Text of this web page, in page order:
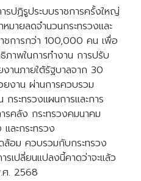
รปฏิรูประบบราชการครั้งใหญ่
มายลดจำนวนกระทรวงและ
ชการกว่า 100,000 คน เพื่อ
ภาพในการทำงาน การปรับ
านภายใต้รัฐบาลจาก 30
งาน ผ่านการควบรวม
ระทรวงแผนการและการ
คลัง กระทรวงคมนาคม
ละกระทรวง
ล้อม ควบรวมกับกระทรวง
เปลี่ยนแปลงนี้คาดว่าจะแล้ว
ศ. 2568